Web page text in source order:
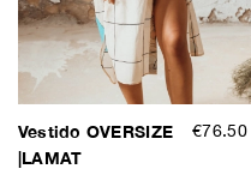
Vestido OVERSIZE
|LAMAT
€76.50